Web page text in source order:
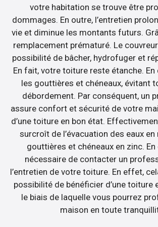
votre habitation se trouve être
dommages. En outre, l’entretien
vie et diminue les montants futurs.
remplacement prématuré. Le
possibilité de bâcher, hydrofuger et
En fait, votre toiture reste étanche.
les gouttières et chéneaux, évitant
débordement. Par conséquent, un
assure confort et sécurité de votre
d’une toiture en bon état.
surcroît de l’évacuation des eaux
gouttières et chéneaux en zinc.
nécessaire de contacter un
l’entretien de votre toiture. En effet,
possibilité de bénéficier d’une toiture
le biais de laquelle vous pourrez
maison en toute